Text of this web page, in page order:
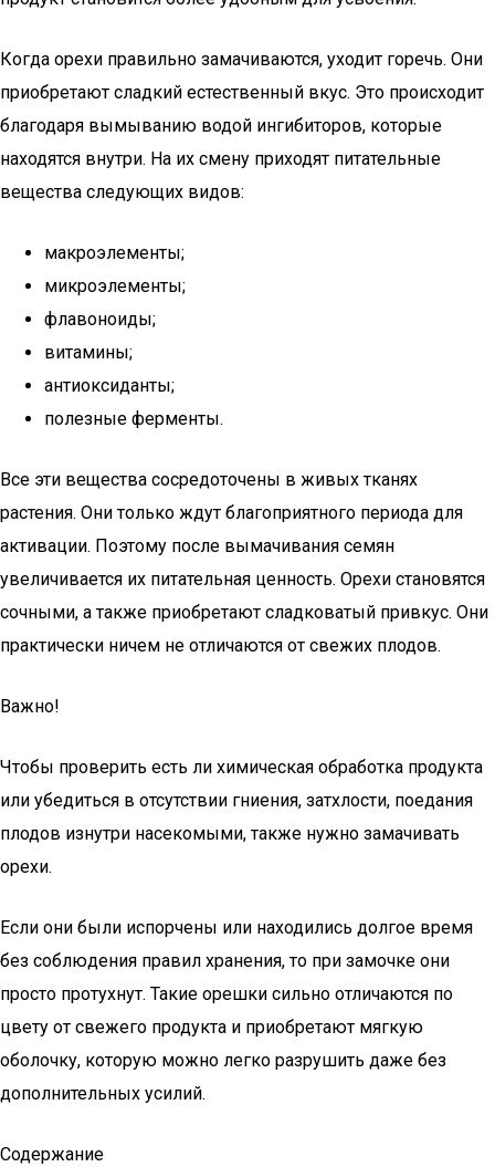
Когда орехи правильно замачиваются, уходит горечь. Они
приобретают сладкий естественный вкус. Это происходит
благодаря вымыванию водой ингибиторов, которые
находятся внутри. На их смену приходят питательные
вещества следующих видов:
макроэлементы;
микроэлементы;
флавоноиды;
витамины;
антиоксиданты;
полезные ферменты.
Все эти вещества сосредоточены в живых тканях
растения. Они только ждут благоприятного периода для
активации. Поэтому после вымачивания семян
увеличивается их питательная ценность. Орехи становятся
сочными, а также приобретают сладковатый привкус. Они
практически ничем не отличаются от свежих плодов.
Важно!
Чтобы проверить есть ли химическая обработка продукта
или убедиться в отсутствии гниения, затхлости, поедания
плодов изнутри насекомыми, также нужно замачивать
орехи.
Если они были испорчены или находились долгое время
без соблюдения правил хранения, то при замочке они
просто протухнут. Такие орешки сильно отличаются по
цвету от свежего продукта и приобретают мягкую
оболочку, которую можно легко разрушить даже без
дополнительных усилий.
Содержание